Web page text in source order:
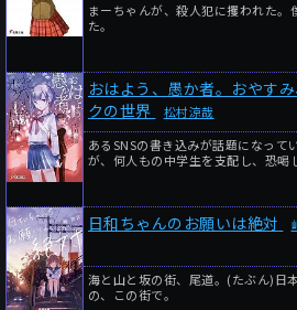
まーちゃんが、殺人犯に攫われた。
た。
おはよう、愚か者。おやす
クの世界
松村涼哉
あるSNSの書き込みが話題になって
が、何人もの中学生を支配し、恐喝
日和ちゃんのお願いは絶対
海と山と坂の街、尾道。(たぶん)日
の、この街で。